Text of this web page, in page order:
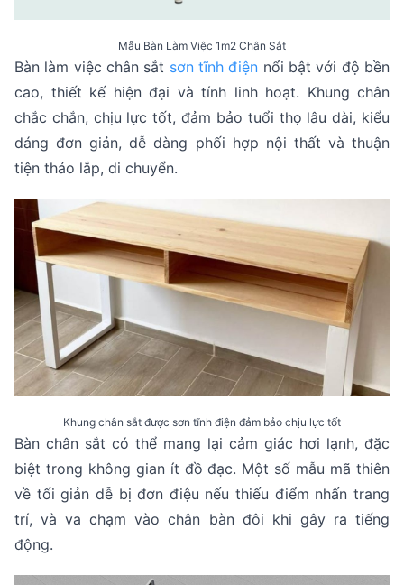
Mẫu Bàn Làm Việc 1m2 Chân Sắt
Bàn làm việc chân sắt sơn tĩnh điện nổi bật với độ bền
cao, thiết kế hiện đại và tính linh hoạt. Khung chân
chắc chắn, chịu lực tốt, đảm bảo tuổi thọ lâu dài, kiểu
dáng đơn giản, dễ dàng phối hợp nội thất và thuận
tiện tháo lắp, di chuyển.
Khung chân sắt được sơn tĩnh điện đảm bảo chịu lực tốt
Bàn chân sắt có thể mang lại cảm giác hơi lạnh, đặc
biệt trong không gian ít đồ đạc. Một số mẫu mã thiên
về tối giản dễ bị đơn điệu nếu thiếu điểm nhấn trang
trí, và va chạm vào chân bàn đôi khi gây ra tiếng
động.